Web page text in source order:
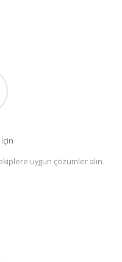
uygun çözümler alın.